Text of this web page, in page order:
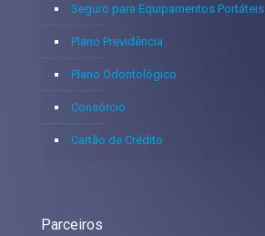
Seguro para Equipamentos Portáteis
Plano Previdência
Plano Odontológico
Consórcio
Cartão de Crédito
Parceiros